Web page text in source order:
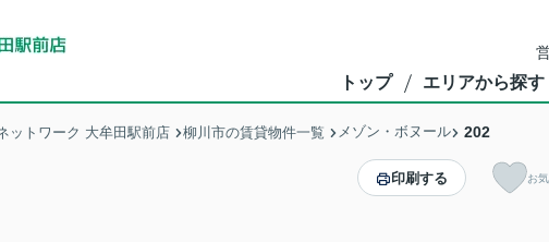
トップ エリアから探す
ットワーク 大牟田駅前店 柳川市の賃貸物件一覧 メゾン・ボヌール 202
印刷する お